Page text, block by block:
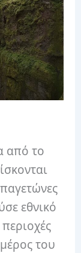
από το
εθνικό
του